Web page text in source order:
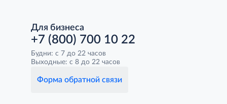
Для бизнеса
+7 (800) 700 10 22
Будни: с 7 до 22 часов
Выходные: с 8 до 22 часов
Форма обратной связи